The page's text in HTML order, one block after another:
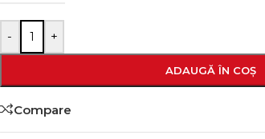
- +
ADAUGĂ ÎN COȘ
Compare